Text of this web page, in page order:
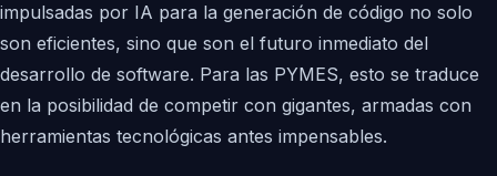
impulsadas por IA para la generación de código no solo
son eficientes, sino que son el futuro inmediato del
desarrollo de software. Para las PYMES, esto se traduce
en la posibilidad de competir con gigantes, armadas con
herramientas tecnológicas antes impensables.